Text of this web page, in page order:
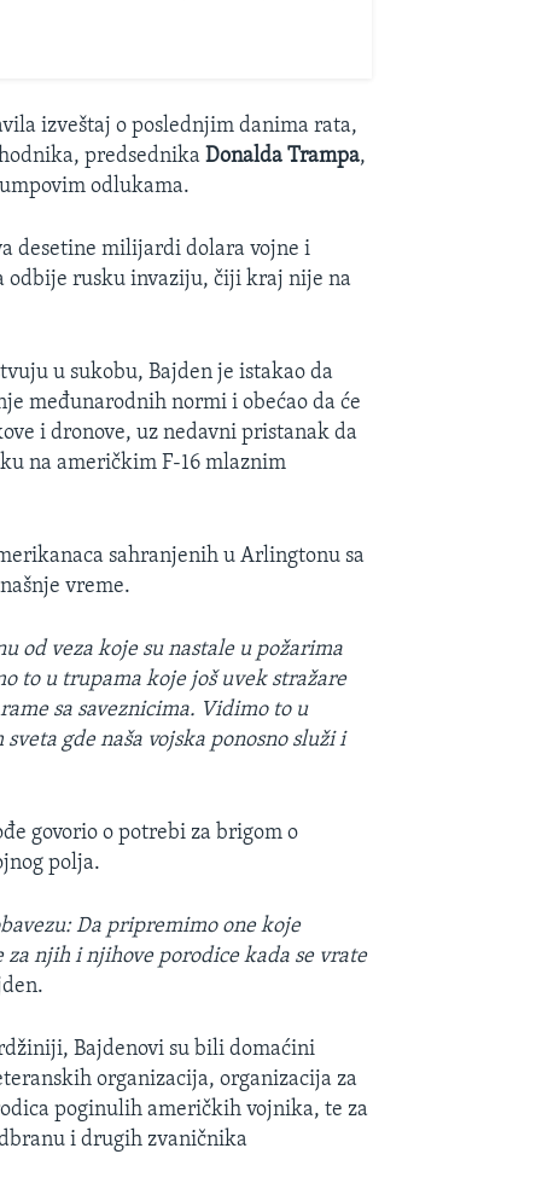
izveštaj o poslednjim danima rata,
predsednika Donalda Trampa,
odlukama.
desetine milijardi dolara vojne i
odbije rusku invaziju, čiji kraj nije na
u sukobu, Bajden je istakao da
međunarodnih normi i obećao da će
i dronove, uz nedavni pristanak da
na američkim F-16 mlaznim
sahranjenih u Arlingtonu sa
vreme.
od veza koje su nastale u požarima
to u trupama koje još uvek stražare
sa saveznicima. Vidimo to u
gde naša vojska ponosno služi i
govorio o potrebi za brigom o
polja.
Da pripremimo one koje
za njih i njihove porodice kada se vrate
Bajdenovi su bili domaćini
organizacija, organizacija za
poginulih američkih vojnika, te za
i drugih zvaničnika